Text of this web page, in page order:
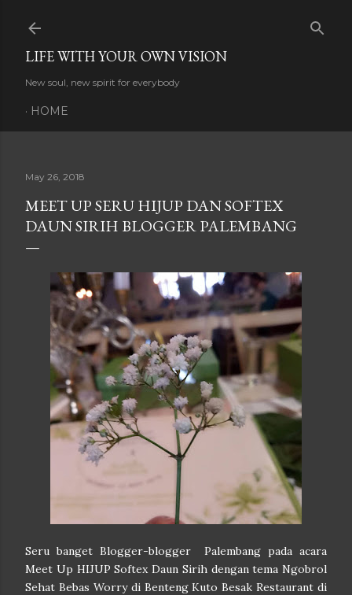
LIFE WITH YOUR OWN VISION
New soul, new spirit for everybody
HOME
May 26, 2018
MEET UP SERU HIJUP DAN SOFTEX
DAUN SIRIH BLOGGER PALEMBANG
Seru banget Blogger-blogger Palembang pada acara
Meet Up HIJUP Softex Daun Sirih dengan tema Ngobrol
Sehat Bebas Worry di Benteng Kuto Besak Restaurant di